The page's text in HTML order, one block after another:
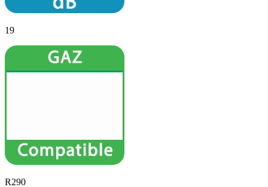
19
R290